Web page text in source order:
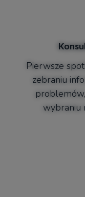
Pierwsze
zebraniu
wybraniu